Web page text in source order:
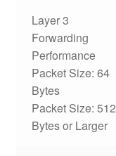
Layer 3
Forwarding
Performance
Packet Size: 64
Bytes
Packet Size: 512
Bytes or Larger